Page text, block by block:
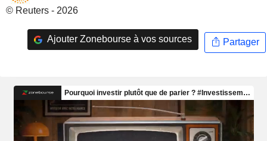
© Reuters - 2026
Ajouter Zonebourse à vos sources Partager